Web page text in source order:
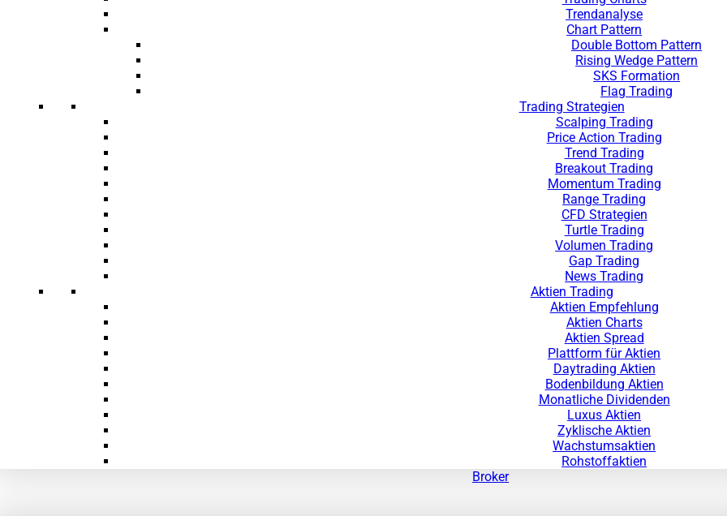
Trendanalyse
Chart Pattern
Double Bottom Pattern
Rising Wedge Pattern
SKS Formation
Flag Trading
Trading Strategien
Scalping Trading
Price Action Trading
Trend Trading
Breakout Trading
Momentum Trading
Range Trading
CFD Strategien
Turtle Trading
Volumen Trading
Gap Trading
News Trading
Aktien Trading
Aktien Empfehlung
Aktien Charts
Aktien Spread
Plattform für Aktien
Daytrading Aktien
Bodenbildung Aktien
Monatliche Dividenden
Luxus Aktien
Zyklische Aktien
Wachstumsaktien
Rohstoffaktien
Broker